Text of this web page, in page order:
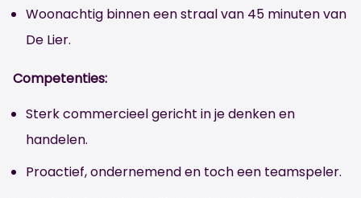
Woonachtig binnen een straal van 45 minuten van
De Lier.
Competenties:
Sterk commercieel gericht in je denken en
handelen.
Proactief, ondernemend en toch een teamspeler.